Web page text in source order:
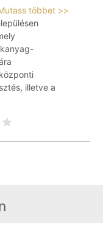
többet >>
illetve a